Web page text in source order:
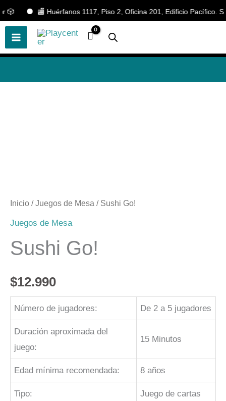
🏬 Huérfanos 1117, Piso 2, Oficina 201, Edificio Pacífico.
al
contenido
Inicio /Juegos de Mesa / Sushi Go!
Juegos de Mesa
Sushi Go!
$12.990
Número de jugadores: De 2 a 5 jugadores
Duración aproximada del
juego:
15 Minutos
Edad mínima recomendada: 8 años
Tipo: Juego de cartas
¡Descubre nuestras increíbles
ofertas!🎲
📢 ¡OFERTAS! 🔥